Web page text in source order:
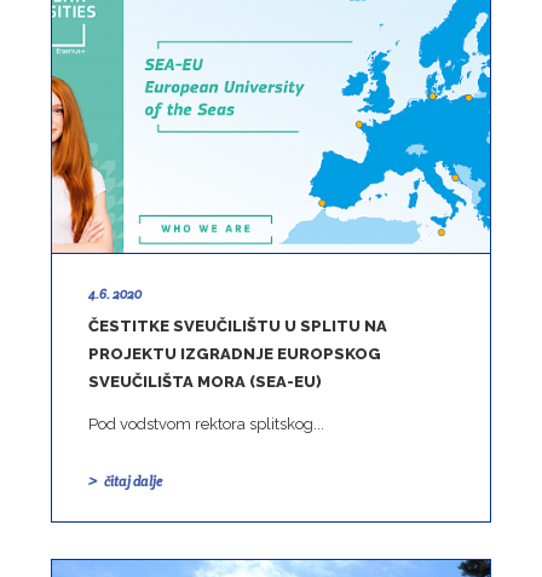
4.6. 2020
ČESTITKE SVEUČILIŠTU U SPLITU NA
PROJEKTU IZGRADNJE EUROPSKOG
SVEUČILIŠTA MORA (SEA-EU)
Pod vodstvom rektora splitskog...
čitaj dalje